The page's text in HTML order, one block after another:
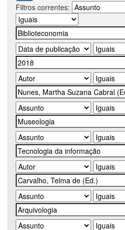
Filtros correntes: